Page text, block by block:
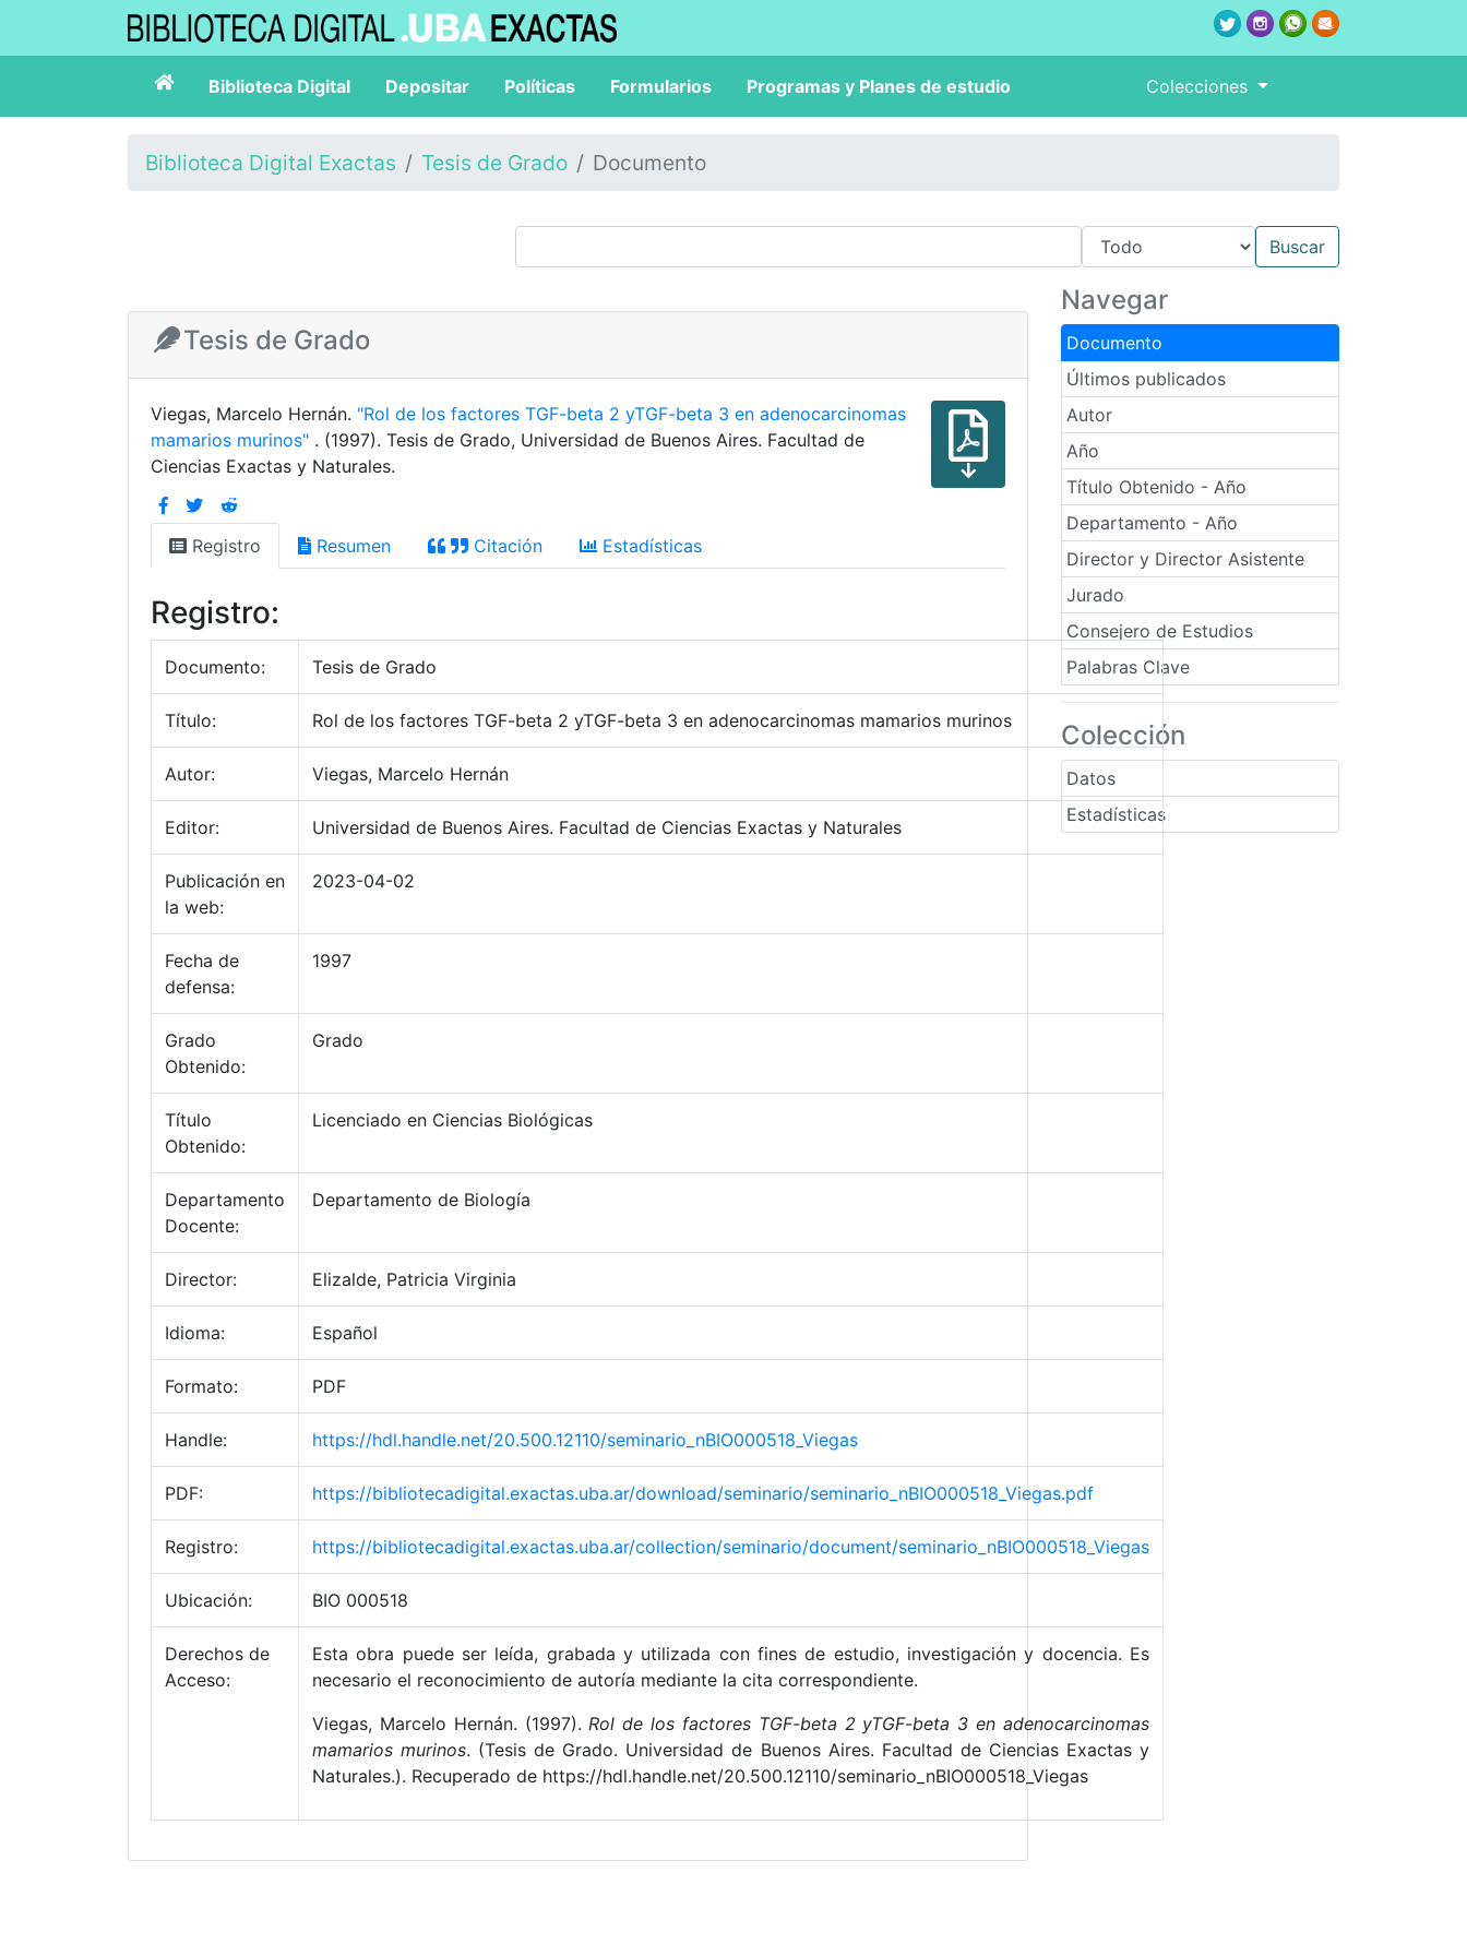
Biblioteca Digital Depositar Políticas Formularios Programas y Planes de estudio Colecciones
Biblioteca Digital Exactas Tesis de Grado Documento
Navegar
Documento
Últimos publicados
Autor
Año
Título Obtenido - Año
Departamento - Año
Director y Director Asistente
Jurado
Consejero de Estudios
Palabras Clave
Colección
Datos
Estadísticas
Tesis de Grado
Viegas, Marcelo Hernán. "Rol de los factores TGF-beta 2 yTGF-beta 3 en adenocarcinomas
mamarios murinos" . (1997). Tesis de Grado, Universidad de Buenos Aires. Facultad de
Ciencias Exactas y Naturales.
Registro Resumen Citación Estadísticas
Registro:
Documento: Tesis de Grado
Título: Rol de los factores TGF-beta 2 yTGF-beta 3 en adenocarcinomas mamarios murinos
Autor: Viegas, Marcelo Hernán
Editor: Universidad de Buenos Aires. Facultad de Ciencias Exactas y Naturales
Publicación en
la web:
2023-04-02
Fecha de
defensa:
1997
Grado
Obtenido:
Grado
Título
Obtenido:
Licenciado en Ciencias Biológicas
Departamento
Docente:
Departamento de Biología
Director: Elizalde, Patricia Virginia
Idioma: Español
Formato: PDF
Handle: https://hdl.handle.net/20.500.12110/seminario_nBIO000518_Viegas
PDF: https://bibliotecadigital.exactas.uba.ar/download/seminario/seminario_nBIO000518_Viegas.pdf
Registro: https://bibliotecadigital.exactas.uba.ar/collection/seminario/document/seminario_nBIO000518_Viegas
Ubicación: BIO 000518
Derechos de
Acceso:
Esta obra puede ser leída, grabada y utilizada con fines de estudio, investigación y docencia. Es
necesario el reconocimiento de autoría mediante la cita correspondiente.
Viegas, Marcelo Hernán. (1997).Rol de los factores TGF-beta 2 yTGF-beta 3 en adenocarcinomas
mamarios murinos. (Tesis de Grado. Universidad de Buenos Aires. Facultad de Ciencias Exactas y
Naturales.). Recuperado de https://hdl.handle.net/20.500.12110/seminario_nBIO000518_Viegas